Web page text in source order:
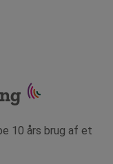
10 års brug af et